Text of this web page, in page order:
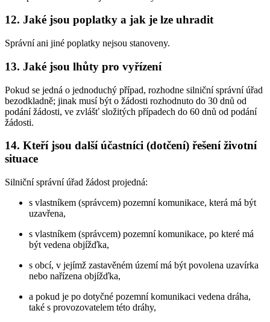
12. Jaké jsou poplatky a jak je lze uhradit
Správní ani jiné poplatky nejsou stanoveny.
13. Jaké jsou lhůty pro vyřízení
Pokud se jedná o jednoduchý případ, rozhodne silniční správní úřad
bezodkladně; jinak musí být o žádosti rozhodnuto do 30 dnů od
podání žádosti, ve zvlášť složitých případech do 60 dnů od podání
žádosti.
14. Kteří jsou další účastníci (dotčení) řešení životní
situace
Silniční správní úřad žádost projedná:
s vlastníkem (správcem) pozemní komunikace, která má být
uzavřena,
s vlastníkem (správcem) pozemní komunikace, po které má
být vedena objížďka,
s obcí, v jejímž zastavěném území má být povolena uzavírka
nebo nařízena objížďka,
a pokud je po dotyčné pozemní komunikaci vedena dráha,
také s provozovatelem této dráhy,